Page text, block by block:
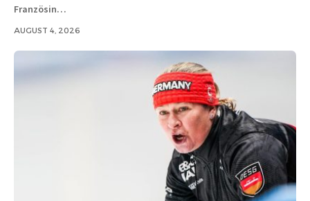
Französin…
AUGUST 4, 2026